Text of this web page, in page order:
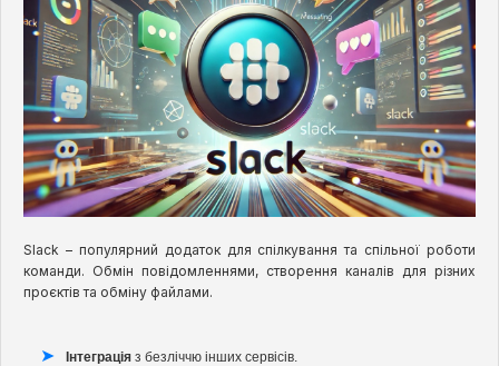
Slack – популярний додаток для спілкування та спільної роботи
команди. Обмін повідомленнями, створення каналів для різних
проєктів та обміну файлами.
Інтеграція з безліччю інших сервісів.